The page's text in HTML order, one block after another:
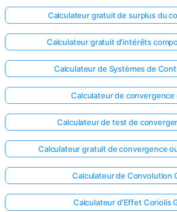
Calculateur gratuit de surplus du
Calculateur gratuit d'intérêts
Calculateur de Systèmes de
Calculateur de convergence
Calculateur de test de
Calculateur gratuit de convergence
Calculateur de Convolution
Calculateur d'Effet Coriolis